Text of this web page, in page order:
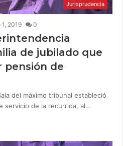
Jurisprudencia
2019 0
de jubilado que
pensión de
del máximo tribunal estableció
servicio de la recurrida, al…